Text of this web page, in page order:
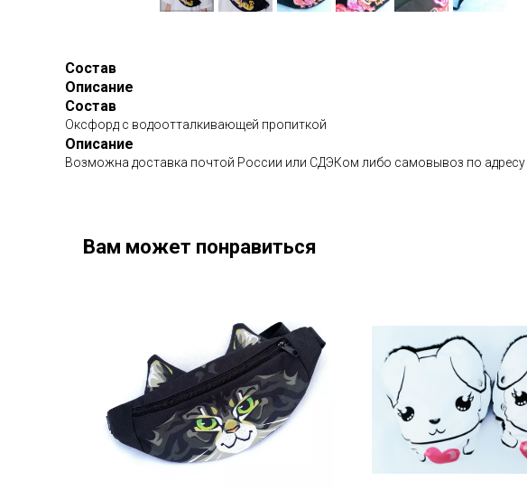
Состав
Описание
Состав
Оксфорд с водоотталкивающей пропиткой
Описание
Возможна доставка почтой России или СДЭКом либо самовывоз по адресу
Вам может понравиться